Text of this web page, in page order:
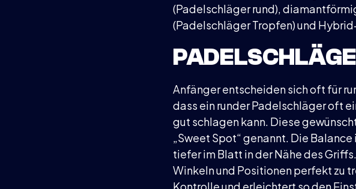
(Padelschläger rund),
(Padelschläger Tropfen) und
Anfänger entscheiden sich oft für
dass ein runder Padelschläger oft
gut schlagen kann. Diese
„Sweet Spot“ genannt. Die
tiefer im Blatt in der Nähe des
Winkeln und Positionen perfekt zu